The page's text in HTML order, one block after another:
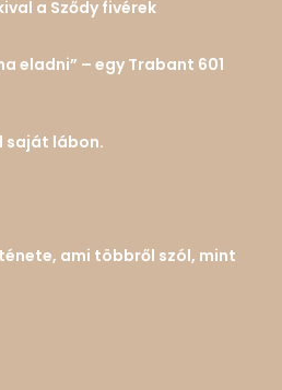
a Sződy fivérek
eladni” – egy Trabant 601
saját lábon.
ami többről szól, mint